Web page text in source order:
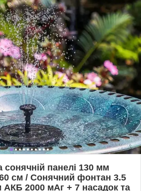
панелі 130 мм
см / Сонячний фонтан 3.5
2000 мАг + 7 насадок та